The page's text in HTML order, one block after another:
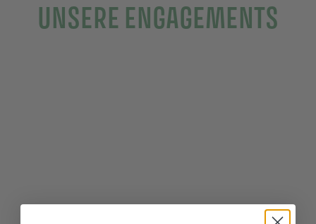
UNSERE ENGAGEMENTS